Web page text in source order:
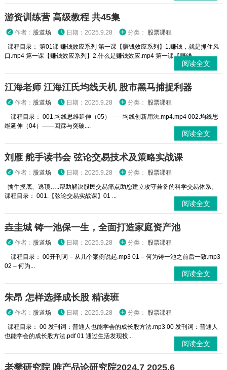
游资训练营 高级教程 共45集
作者： 股道场 日期：2025.9.28 分类： 股票课程
课程目录： 第01课 赚钱效应系列 第一课【赚钱效应系列】1.赚钱，就是抓住风
口.mp4 第一课【赚钱效应系列】2.什么是赚钱效应.mp4 第一课【赚钱...
阅读全文
江海老师 江海江氏均线天机 股市黑马捕捉利器
作者： 股道场 日期：2025.9.28 分类： 股票课程
课程目录： 001.均线思维延伸（05）——均线创新用法.mp4.mp4 002.均线思
维延伸（04）——回踩与突破....
阅读全文
刘雁 舵手读书会 弦论交易技术及策略实战课
作者： 股道场 日期：2025.9.28 分类： 股票课程
擒牛摸底、逃顶…..帮助解决股民交易痛点助您建立攻守兼备的科学交易体系。
课程目录： 001.【弦论交易实战课】01 ...
阅读全文
垚圭城 铸一池保一生，全面打造家庭资产池
作者： 股道场 日期：2025.9.28 分类： 股票课程
课程目录： 00开刊词 – 从几个案例说起.mp3 01 – 何为铸一池之前后一致.mp3
02 – 何为...
阅读全文
朱昂 怎样选择成长股 精读班
作者： 股道场 日期：2025.9.28 分类： 股票课程
课程目录： 00 发刊词：普通人也能学会的成长股方法.mp3 00 发刊词：普通人
也能学会的成长股方法.pdf 01 通过生活发现投...
阅读全文
老樊研究院 唯产品论研究院2024.7 2025.6